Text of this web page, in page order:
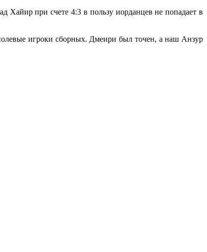
Хайир при счете 4:3 в пользу иорданцев не попадает в
игроки сборных. Дмеири был точен, а наш Анзур